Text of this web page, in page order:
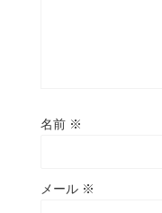
名前 ※
メール ※